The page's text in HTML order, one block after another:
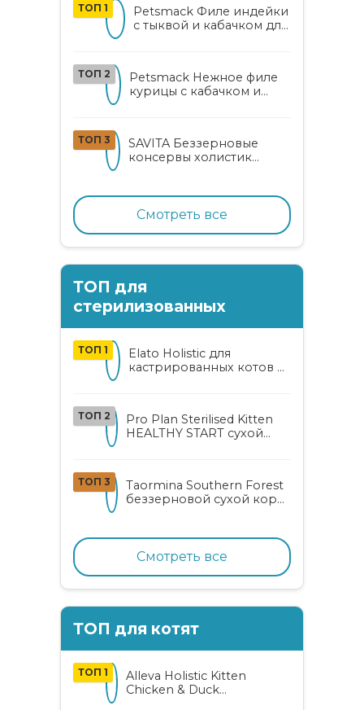
ТОП 1
Petsmack Филе индейки
с тыквой и кабачком для
ТОП 2
Petsmack Нежное филе
курицы с кабачком и
ТОП 3
SAVITA Беззерновые
консервы холистик
Смотреть все
ТОП для
стерилизованных
ТОП 1
Elato Holistic для
кастрированных котов и
ТОП 2
Pro Plan Sterilised Kitten
HEALTHY START сухой
лососем
ТОП 3
Taormina Southern Forest
беззерновой сухой корм
ягодами и овощами
Смотреть все
ТОП для котят
ТОП 1
Alleva Holistic Kitten
Chicken & Duck